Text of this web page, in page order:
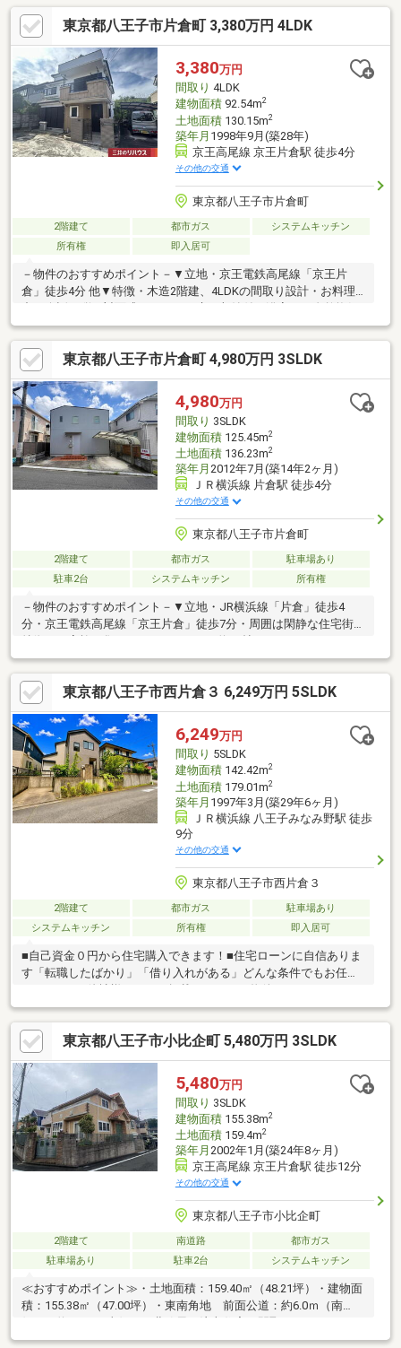
ちらの物件は南向きです。駅まで徒歩12分の物件です。
東京都八王子市片倉町 3,380万円 4LDK
3,380万円
間取り 4LDK
建物面積92.54m2
土地面積130.15m2
築年月 1998年9月(築28年)
京王高尾線 京王片倉駅 徒歩4分
その他の交通
東京都八王子市片倉町
2階建て 都市ガス
システムキッチン
所有権
即入居可
－物件のおすすめポイント－▼立地・京王電鉄高尾線「京王片
倉」徒歩4分 他▼特徴・木造2階建、4LDKの間取り設計・お料理
できる窓有・即お引渡し可能(残金精算後)▼周辺環境・セブンイ
レブン八王子京王片倉店 徒歩2分(約150m)・八王子片倉郵便局 徒
歩3分(約180m)・義澤皮膚科内科クリニック 徒歩3分(約220m)・
時田公園 徒歩6分(約420m)・フードワン片倉店 徒歩9分(約670m)■
ご希望の住まい探しをお手伝いします ━━━━━・・・物件の詳
細・ご相談はお気軽にお問い合わせください。
東京都八王子市片倉町 4,980万円 3SLDK
4,980万円
間取り 3SLDK
建物面積125.45m2
土地面積136.23m2
築年月 2012年7月(築14年2ヶ月)
ＪＲ横浜線 片倉駅 徒歩4分
その他の交通
東京都八王子市片倉町
2階建て 都市ガス
駐車場あり
駐車2台
システムキッチン 所有権
－物件のおすすめポイント－▼立地・JR横浜線「片倉」徒歩4
分・京王電鉄高尾線「京王片倉」徒歩7分・周囲は閑静な住宅街▼
ンを育むリビング階段・調理に集中しやすい壁付キッチン・玄関
横に広々とした倉庫付・西側の洋室は南東向きのバルコニー付・
カーポート有(車種による)・即引渡し可(残金精算後)▼周辺環境・
スギ薬局八王子片倉店 徒歩3分(約210m)※敷地の一部は建ぺい率
60%・容積率200%■ ご希望の住まい探しをお手伝いします
━━━━━・・・物件の詳細・ご相談はお気軽にお問い合わせく
ださい。
東京都八王子市西片倉３ 6,249万円 5SLDK
6,249万円
間取り 5SLDK
建物面積142.42m2
土地面積179.01m2
築年月 1997年3月(築29年6ヶ月)
ＪＲ横浜線 八王子みなみ野駅 徒歩
9分
その他の交通
東京都八王子市西片倉３
2階建て 都市ガス
駐車場あり
システムキッチン
所有権 即入居可
■自己資金０円から住宅購入できます！■住宅ローンに自信ありま
す「転職したばかり」「借り入れがある」どんな条件でもお任せ
紹介可能です！■見学、お問合せにつきましては土日に限らず平
日、営業時間外でもご対応可能です！東亜住宅ではお客様が安心
して頂けますよう常に新しい事を取り入れております。経験豊富
な知識でお客様の悩み事をしっかりと解消いたします。お住まい
探しは東亜住宅にお任せください！ご見学予約は0120-60-
1665【通話料無料】までお気軽にお電話ください♪スマートフォ
ンの方は右下の青いバナーよりお問合せ頂けます♪
東京都八王子市小比企町 5,480万円 3SLDK
5,480万円
間取り 3SLDK
建物面積155.38m2
土地面積159.4m2
築年月 2002年1月(築24年8ヶ月)
京王高尾線 京王片倉駅 徒歩12分
その他の交通
東京都八王子市小比企町
2階建て 南道路
都市ガス
駐車場あり
駐車2台 システムキッチン
≪おすすめポイント≫・土地面積：159.40㎡（48.21坪）・建物面
積：155.38㎡（47.00坪）・東南角地 前面公道：約6.0ｍ（南
LDK約24.2帖、洋室10.2帖、洋室約8.1帖、和室約6.8帖、納戸約4.2